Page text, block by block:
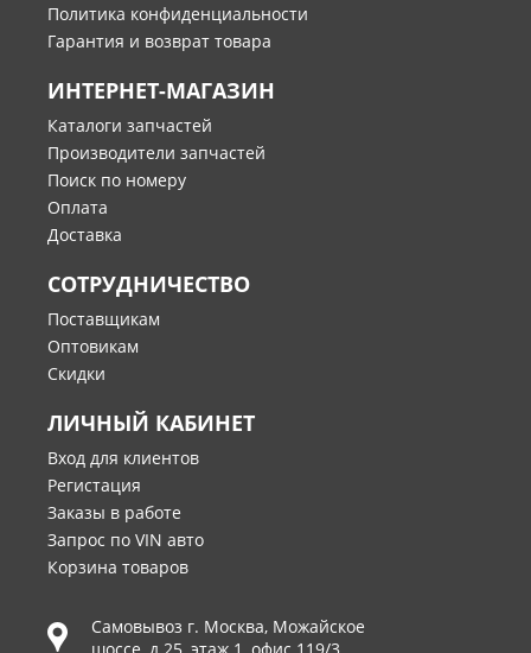
Политика конфиденциальности
Гарантия и возврат товара
ИНТЕРНЕТ-МАГАЗИН
Каталоги запчастей
Производители запчастей
Поиск по номеру
Оплата
Доставка
СОТРУДНИЧЕСТВО
Поставщикам
Оптовикам
Скидки
ЛИЧНЫЙ КАБИНЕТ
Вход для клиентов
Регистация
Заказы в работе
Запрос по VIN авто
Корзина товаров
Самовывоз г. Москва, Можайское